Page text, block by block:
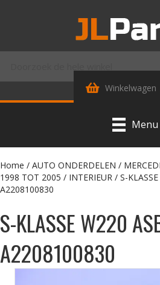
Winkelwagen
Menu
Home / AUTO ONDERDELEN /
1998 TOT 2005 / INTERIEUR / S-
A2208100830
S-KLASSE W220
A2208100830